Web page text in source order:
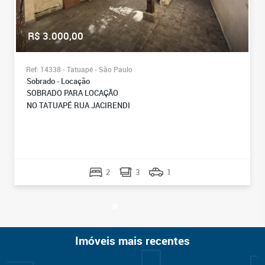
R$ 3.000,00
Ref: 14338 - Tatuapé - São Paulo
Sobrado - Locação
SOBRADO PARA LOCAÇÃO
NO TATUAPÉ RUA JACIRENDI
2 3 1
Imóveis mais recentes